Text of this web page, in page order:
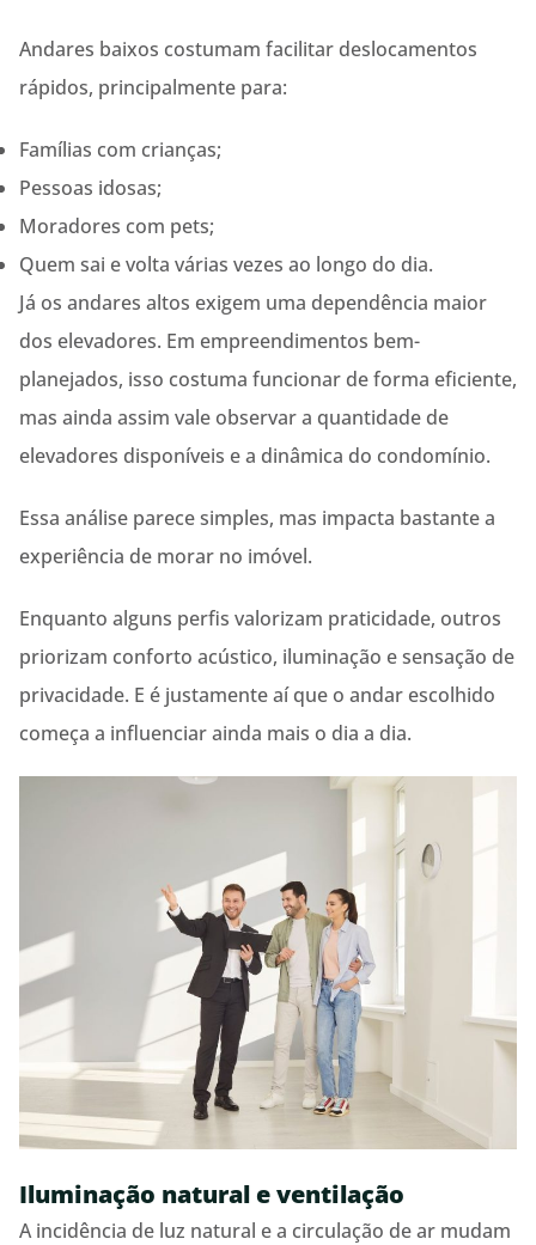
Andares baixos costumam facilitar deslocamentos
rápidos, principalmente para:
Famílias com crianças;
Pessoas idosas;
Moradores com pets;
Quem sai e volta várias vezes ao longo do dia.
Já os andares altos exigem uma dependência maior
dos elevadores. Em empreendimentos bem-
planejados, isso costuma funcionar de forma eficiente,
mas ainda assim vale observar a quantidade de
elevadores disponíveis e a dinâmica do condomínio.
Essa análise parece simples, mas impacta bastante a
experiência de morar no imóvel.
Enquanto alguns perfis valorizam praticidade, outros
priorizam conforto acústico, iluminação e sensação de
privacidade. E é justamente aí que o andar escolhido
começa a influenciar ainda mais o dia a dia.
Iluminação natural e ventilação
A incidência de luz natural e a circulação de ar mudam